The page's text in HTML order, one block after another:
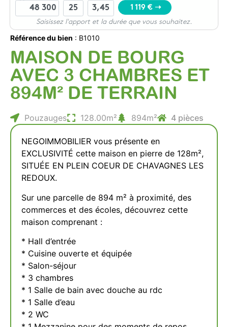
Référence du bien : B1010
MAISON DE BOURG
AVEC 3 CHAMBRES ET
894M² DE TERRAIN
Pouzauges 128.00m² 894m² 4 pièces
NEGOIMMOBILIER vous présente en
EXCLUSIVITÉ cette maison en pierre de 128m²,
SITUÉE EN PLEIN COEUR DE CHAVAGNES LES
REDOUX.
Sur une parcelle de 894 m² à proximité, des
commerces et des écoles, découvrez cette
maison comprenant :
* Hall d’entrée
* Cuisine ouverte et équipée
* Salon-séjour
* 3 chambres
* 1 Salle de bain avec douche au rdc
* 1 Salle d’eau
* 2 WC